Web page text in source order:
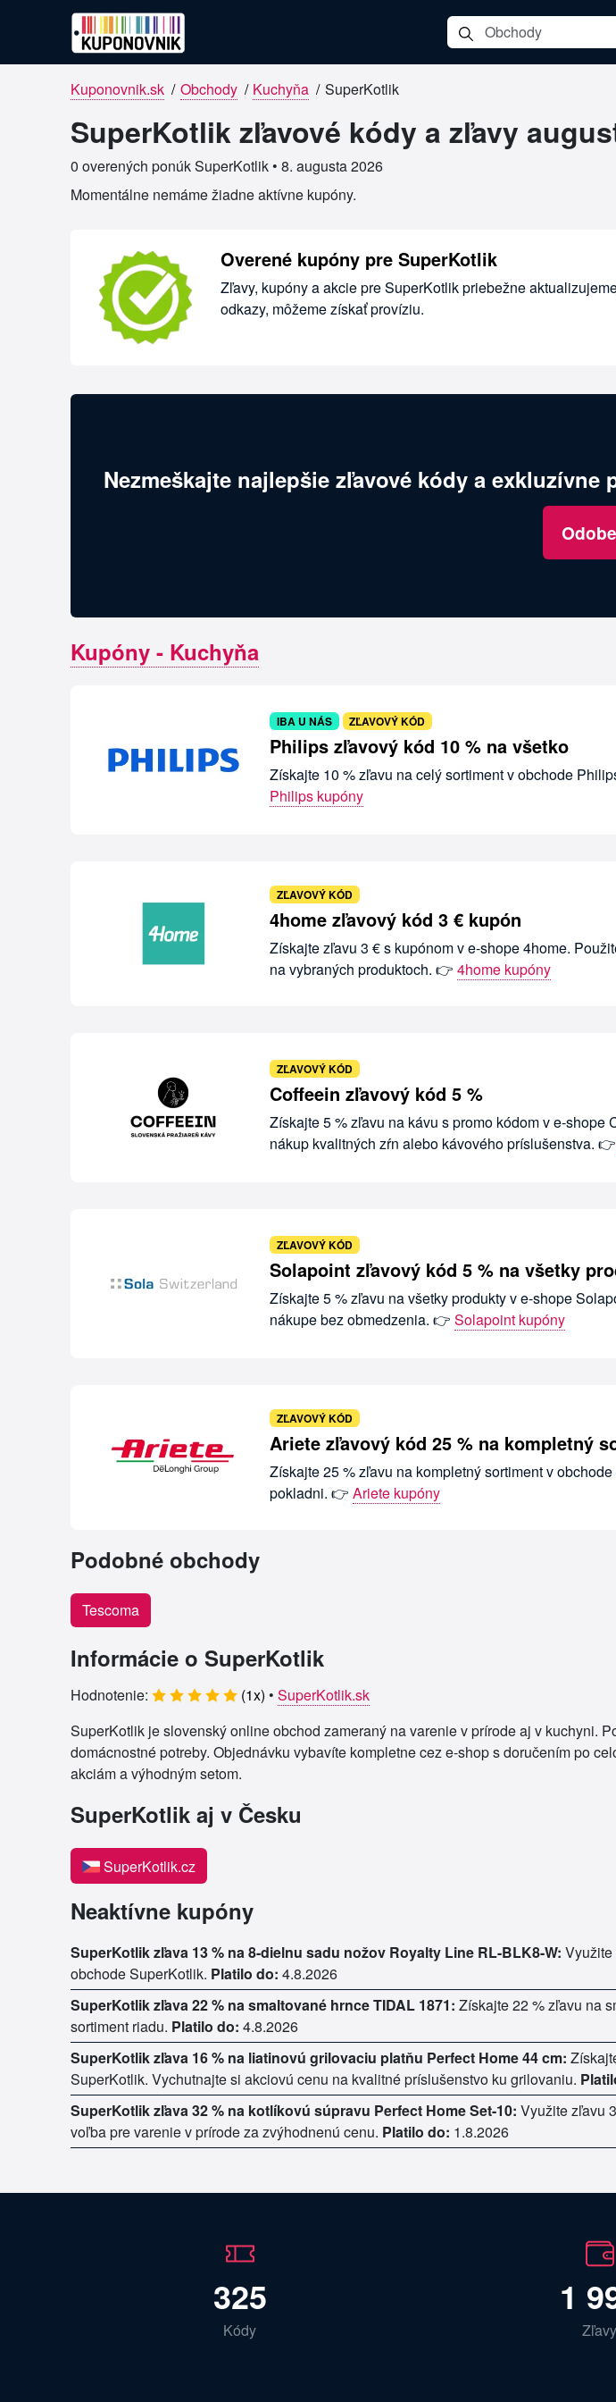
Kuponovnik.sk / Obchody / Kuchyňa / SuperKotlik
SuperKotlik zľavové kódy a zľavy
0 overených ponúk SuperKotlik • 8. augusta 2026
Overené kupóny pre SuperKotlik
Momentálne nemáme žiadne aktívne kupóny.
Overené kupóny pre SuperKotlik
Zľavy, kupóny a akcie pre SuperKotlik priebežne
odkazy, môžeme získať províziu.
Nezmeškajte najlepšie zľavové kódy a
Kupóny - Kuchyňa
IBA U NÁS ZĽAVOVÝ KÓD
Philips zľavový kód 10 % na všetko
Získajte 10 % zľavu na celý sortiment v obchode
Philips kupóny
ZĽAVOVÝ KÓD
4home zľavový kód 3 € kupón
Získajte zľavu 3 € s kupónom v e-shope 4home.
na vybraných produktoch. 👉 4home kupóny
ZĽAVOVÝ KÓD
Coffeein zľavový kód 5 %
Získajte 5 % zľavu na kávu s promo kódom v e-shope
nákup kvalitných zŕn alebo kávového príslušenstva. 👉
ZĽAVOVÝ KÓD
Solapoint zľavový kód 5 % na všetky
Získajte 5 % zľavu na všetky produkty v e-shope
nákupe bez obmedzenia. 👉 Solapoint kupóny
ZĽAVOVÝ KÓD
Ariete zľavový kód 25 % na kompletný
Získajte 25 % zľavu na kompletný sortiment v
pokladni. 👉 Ariete kupóny
Podobné obchody
Tescoma
Informácie o SuperKotlik
Hodnotenie: (1x) • SuperKotlik.sk
SuperKotlik je slovenský online obchod zameraný na varenie v prírode aj v kuchyni.
domácnostné potreby. Objednávku vybavíte kompletne cez e‑shop s doručením po
akciám a výhodným setom.
SuperKotlik aj v Česku
SuperKotlik.cz
Neaktívne kupóny
SuperKotlik zľava 13 % na 8-dielnu sadu nožov Royalty Line RL-BLK8-W:
obchode SuperKotlik. Platilo do: 4.8.2026
SuperKotlik zľava 22 % na smaltované hrnce TIDAL 1871: Získajte 22 % zľavu na
sortiment riadu. Platilo do: 4.8.2026
SuperKotlik zľava 16 % na liatinovú grilovaciu platňu Perfect Home 44 cm:
SuperKotlik. Vychutnajte si akciovú cenu na kvalitné príslušenstvo ku grilovaniu.
SuperKotlik zľava 32 % na kotlíkovú súpravu Perfect Home Set-10: Využite zľavu
voľba pre varenie v prírode za zvýhodnenú cenu. Platilo do: 1.8.2026
325
Kódy
1
Zľavy